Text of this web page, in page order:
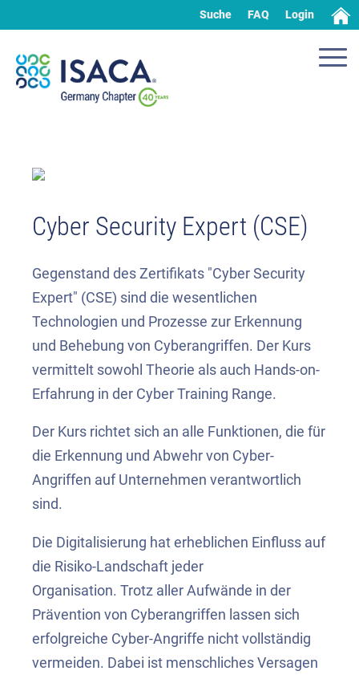
Suche FAQ Login
Cyber Security Expert (CSE)
Gegenstand des Zertifikats "Cyber Security
Expert" (CSE) sind die wesentlichen
Technologien und Prozesse zur Erkennung
und Behebung von Cyberangriffen. Der Kurs
vermittelt sowohl Theorie als auch Hands-on-
Erfahrung in der Cyber Training Range.
Der Kurs richtet sich an alle Funktionen, die für
die Erkennung und Abwehr von Cyber-
Angriffen auf Unternehmen verantwortlich
sind.
Die Digitalisierung hat erheblichen Einfluss auf
die Risiko-Landschaft jeder
Organisation. Trotz aller Aufwände in der
Prävention von Cyberangriffen lassen sich
erfolgreiche Cyber-Angriffe nicht vollständig
vermeiden. Dabei ist menschliches Versagen